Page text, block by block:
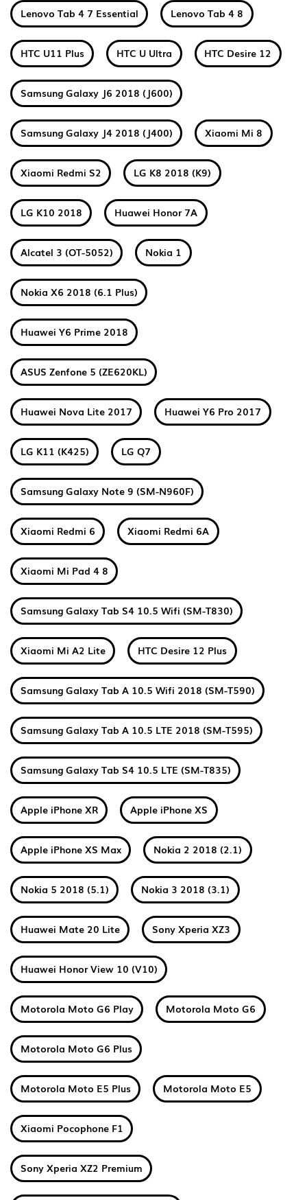
Lenovo Tab 4 7 Essential Lenovo Tab 4 8
HTC U11 Plus HTC U Ultra HTC Desire 12
Samsung Galaxy J6 2018 (J600)
Samsung Galaxy J4 2018 (J400) Xiaomi Mi 8
Xiaomi Redmi S2 LG K8 2018 (K9)
LG K10 2018 Huawei Honor 7A
Alcatel 3 (OT-5052) Nokia 1
Nokia X6 2018 (6.1 Plus)
Huawei Y6 Prime 2018
ASUS Zenfone 5 (ZE620KL)
Huawei Nova Lite 2017 Huawei Y6 Pro 2017
LG K11 (K425) LG Q7
Samsung Galaxy Note 9 (SM-N960F)
Xiaomi Redmi 6 Xiaomi Redmi 6A
Xiaomi Mi Pad 4 8
Samsung Galaxy Tab S4 10.5 Wifi (SM-T830)
Xiaomi Mi A2 Lite HTC Desire 12 Plus
Samsung Galaxy Tab A 10.5 Wifi 2018 (SM-T590)
Samsung Galaxy Tab A 10.5 LTE 2018 (SM-T595)
Samsung Galaxy Tab S4 10.5 LTE (SM-T835)
Apple iPhone XR Apple iPhone XS
Apple iPhone XS Max Nokia 2 2018 (2.1)
Nokia 5 2018 (5.1) Nokia 3 2018 (3.1)
Huawei Mate 20 Lite Sony Xperia XZ3
Huawei Honor View 10 (V10)
Motorola Moto G6 Play Motorola Moto G6
Motorola Moto G6 Plus
Motorola Moto E5 Plus Motorola Moto E5
Xiaomi Pocophone F1
Sony Xperia XZ2 Premium